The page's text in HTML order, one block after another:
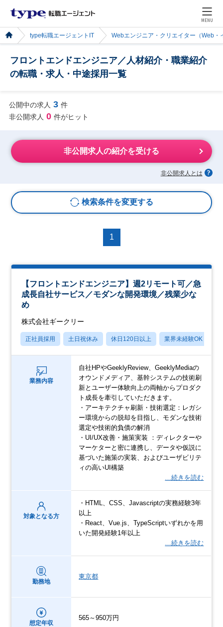
MENU
type転職エージェントIT Webエンジニア・クリエイター（Web・
フロントエンドエンジニア／人材紹介・職業紹介
の転職・求人・中途採用一覧
公開中の求人 3 件
非公開求人 0 件がヒット
非公開求人の紹介を受ける
非公開求人とは
検索条件を変更する
1
【フロントエンドエンジニア】週2リモート可／急
成長自社サービス／モダンな開発環境／残業少な
め
株式会社ギークリー
正社員採用 土日祝休み 休日120日以上 業界未経験OK
業務内容
自社HPやGeeklyReview、GeeklyMediaの
オウンドメディア、基幹システムの技術刷
新とユーザー体験向上の両軸からプロダク
ト成長を牽引していただきます。
・アーキテクチャ刷新・技術選定：レガシ
ー環境からの脱却を目指し、モダンな技術
選定や技術的負債の解消
・UI/UX改善・施策実装 ：ディレクターや
マーケターと密に連携し、データや仮説に
基づいた施策の実装、およびユーザビリテ
ィの高いUI構築
…続きを読む
対象となる方
・HTML、CSS、Javascriptの実務経験3年
以上
・React、Vue.js、TypeScriptいずれかを用
いた開発経験1年以上
…続きを読む
勤務地
東京都
想定年収
565～950万円